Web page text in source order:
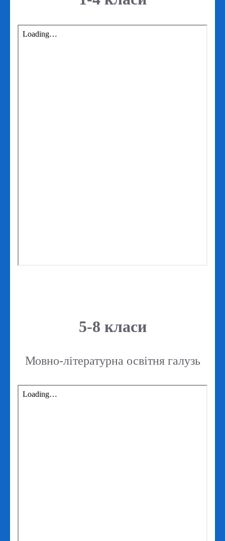
5-8 класи
Мовно-літературна освітня галузь